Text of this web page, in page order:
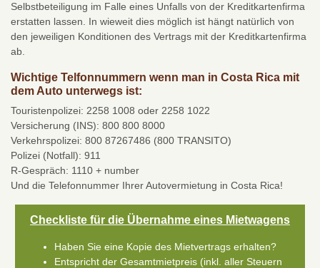
Selbstbeteiligung im Falle eines Unfalls von der Kreditkartenfirma
erstatten lassen. In wieweit dies möglich ist hängt natürlich von
den jeweiligen Konditionen des Vertrags mit der Kreditkartenfirma
ab.
Wichtige Telfonnummern wenn man in Costa Rica mit
dem Auto unterwegs ist:
Touristenpolizei: 2258 1008 oder 2258 1022
Versicherung (INS): 800 800 8000
Verkehrspolizei: 800 87267486 (800 TRANSITO)
Polizei (Notfall): 911
R-Gespräch: 1110 + number
Und die Telefonnummer Ihrer Autovermietung in Costa Rica!
Checkliste für die Übernahme eines Mietwagens
Haben Sie eine Kopie des Mietvertrags erhalten?
Entspricht der Gesamtmietpreis (inkl. aller Steuern